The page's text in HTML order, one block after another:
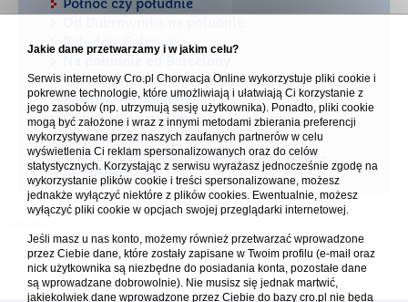
Północ czy południe
Południe Dalmacji
coś na południe od Dubrownika
Z Betiny na południe
Campingi na południe od Dubrovnika
południe dalmacji kwatery
7 osób - 4 dor. 3 dz. w wieku 3, 10, 11 lat -
POŁUDNIE CRO.
Jakie dane przetwarzamy i w jakim celu?
Serwis internetowy Cro.pl Chorwacja Online wykorzystuje pliki cookie i
pokrewne technologie, które umożliwiają i ułatwiają Ci korzystanie z
jego zasobów (np. utrzymują sesję użytkownika). Ponadto, pliki cookie
mogą być założone i wraz z innymi metodami zbierania preferencji
wykorzystywane przez naszych zaufanych partnerów w celu
wyświetlenia Ci reklam spersonalizowanych oraz do celów
statystycznych. Korzystając z serwisu wyrażasz jednocześnie zgodę na
wykorzystanie plików cookie i treści spersonalizowane, możesz
jednakże wyłączyć niektóre z plików cookies. Ewentualnie, możesz
wyłączyć pliki cookie w opcjach swojej przeglądarki internetowej.
Jeśli masz u nas konto, możemy również przetwarzać wprowadzone
przez Ciebie dane, które zostały zapisane w Twoim profilu (e-mail oraz
nick użytkownika są niezbędne do posiadania konta, pozostałe dane
są wprowadzane dobrowolnie). Nie musisz się jednak martwić,
jakiekolwiek dane wprowadzone przez Ciebie do bazy cro.pl nie będą